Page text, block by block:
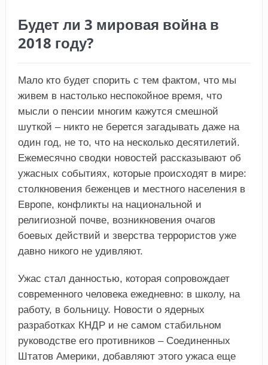
Будет ли 3 мировая война в
2018 году?
Мало кто будет спорить с тем фактом, что мы
живем в настолько неспокойное время, что
мысли о пенсии многим кажутся смешной
шуткой – никто не берется загадывать даже на
один год, не то, что на несколько десятилетий.
Ежемесячно сводки новостей рассказывают об
ужасных событиях, которые происходят в мире:
столкновения беженцев и местного населения в
Европе, конфликты на национальной и
религиозной почве, возникновения очагов
боевых действий и зверства террористов уже
давно никого не удивляют.
Ужас стал данностью, которая сопровождает
современного человека ежедневно: в школу, на
работу, в больницу. Новости о ядерных
разработках КНДР и не самом стабильном
руководстве его противников – Соединенных
Штатов Америки, добавляют этого ужаса еще